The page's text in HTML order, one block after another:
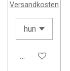
Versandkosten
In den